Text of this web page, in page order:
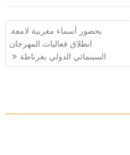
بحضور أسماء مغربية لامعة.
انطلاق فعاليات المهرجان
السينمائي الدولي بغرناطة